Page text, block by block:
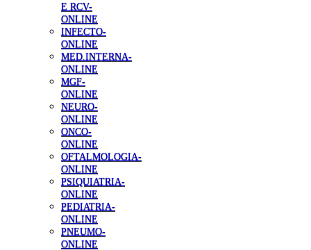
E RCV-
ONLINE
INFECTO-
ONLINE
MED.INTERNA-
ONLINE
MGF-
ONLINE
NEURO-
ONLINE
ONCO-
ONLINE
OFTALMOLOGIA-
ONLINE
PSIQUIATRIA-
ONLINE
PEDIATRIA-
ONLINE
PNEUMO-
ONLINE